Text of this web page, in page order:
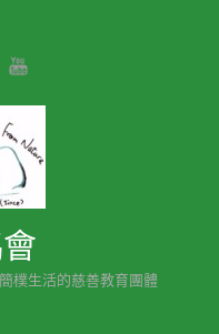
樸生活的慈善教育團體